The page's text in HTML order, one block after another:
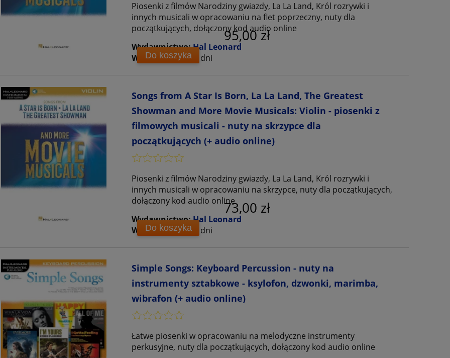
Piosenki z filmów Narodziny gwiazdy, La La Land, Król rozrywki i
innych musicali w opracowaniu na flet poprzeczny, nuty dla
początkujących, dołączony kod audio online
Wydawnictwo:Hal Leonard
Wysyłka w:5 - 10 dni
95,00 zł
Do koszyka
Songs from A Star Is Born, La La Land, The Greatest
Showman and More Movie Musicals: Violin - piosenki z
filmowych musicali - nuty na skrzypce dla
początkujących (+ audio online)
Piosenki z filmów Narodziny gwiazdy, La La Land, Król rozrywki i
innych musicali w opracowaniu na skrzypce, nuty dla początkujących,
dołączony kod audio online
Wydawnictwo:Hal Leonard
Wysyłka w:5 - 10 dni
73,00 zł
Do koszyka
Simple Songs: Keyboard Percussion - nuty na
instrumenty sztabkowe - ksylofon, dzwonki, marimba,
wibrafon (+ audio online)
Łatwe piosenki w opracowaniu na melodyczne instrumenty
perkusyjne, nuty dla początkujących, dołączony kod audio online